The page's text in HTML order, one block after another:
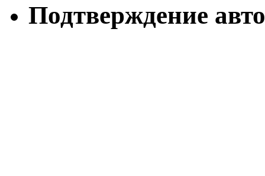
Подтверждение